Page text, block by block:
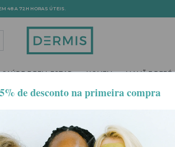
48 A 72H HORAS ÚTEIS.
DROPDOWN
SAÚDE E BEM-ESTARTOGGLE DROPDOWN
HOMEMTOGGLE
MAMÃ E BEBÉ
seleccionados para aplicar nos seus
desenhado para proteger, fortalecer e